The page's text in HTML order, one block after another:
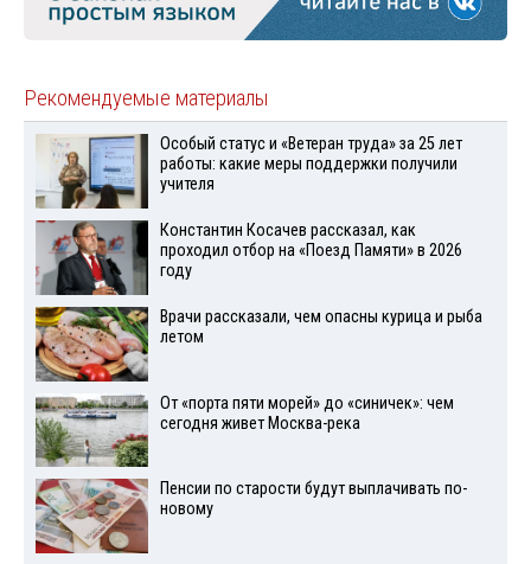
Рекомендуемые материалы
Особый статус и «Ветеран труда» за 25 лет
работы: какие меры поддержки получили
учителя
Константин Косачев рассказал, как
проходил отбор на «Поезд Памяти» в 2026
году
Врачи рассказали, чем опасны курица и рыба
летом
От «порта пяти морей» до «синичек»: чем
сегодня живет Москва-река
Пенсии по старости будут выплачивать по-
новому